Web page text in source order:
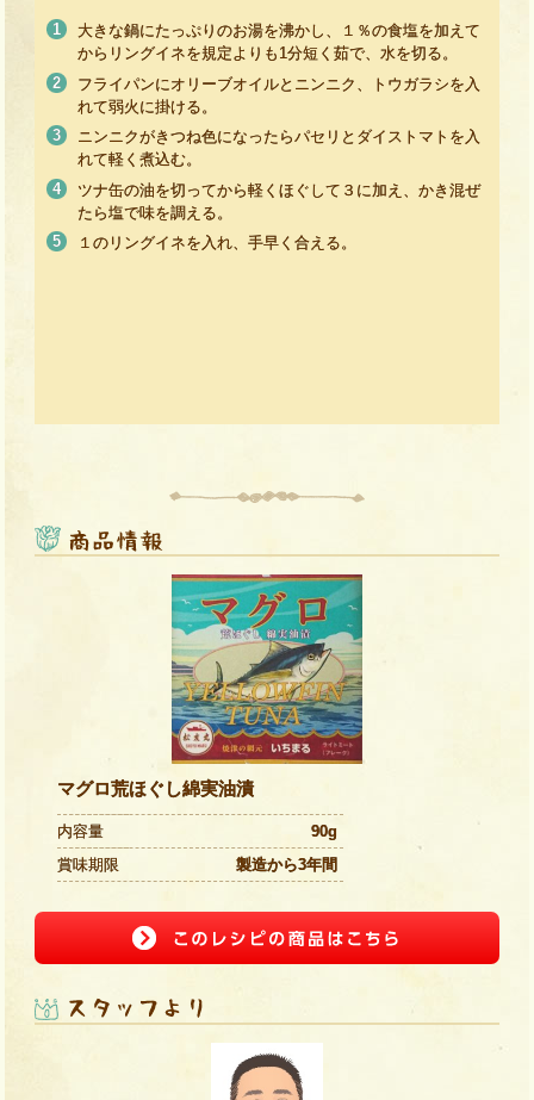
大きな鍋にたっぷりのお湯を沸かし、１％の食塩を加えて
からリングイネを規定よりも1分短く茹で、水を切る。
フライパンにオリーブオイルとニンニク、トウガラシを入
れて弱火に掛ける。
ニンニクがきつね色になったらパセリとダイストマトを入
れて軽く煮込む。
ツナ缶の油を切ってから軽くほぐして３に加え、かき混ぜ
たら塩で味を調える。
１のリングイネを入れ、手早く合える。
マグロ荒ほぐし綿実油漬
内容量
90g
賞味期限
製造から3年間